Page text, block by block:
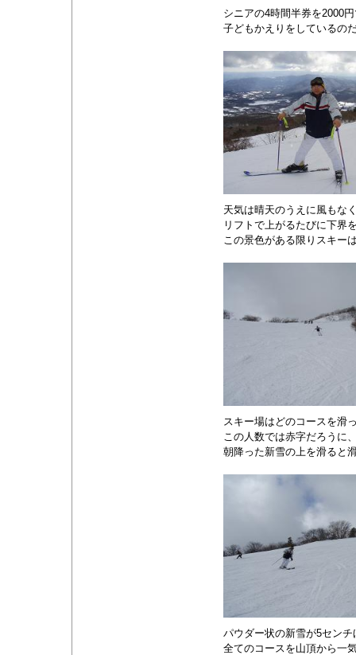
シニアの4時間半券を2000
子どもかえりをしているの
天気は晴天のうえに風もな
リフトで上がるたびに下界
この景色がある限りスキー
スキー場はどのコースを滑
この人数では赤字だろうに
朝降った新雪の上を滑ると
パウダー状の新雪が5セン
全てのコースを山頂から一